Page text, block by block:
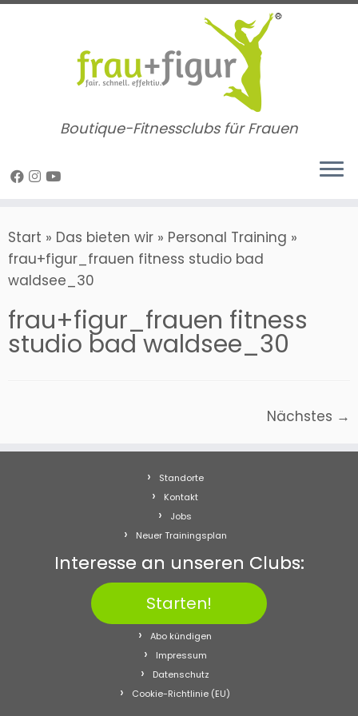
Zum
Boutique-Fitnessclubs für Frauen
Start » Das bieten wir » Personal Training »
frau+figur_frauen fitness studio bad
waldsee_30
frau+figur_frauen fitness
studio bad waldsee_30
Nächstes →
Standorte
Kontakt
Jobs
Neuer Trainingsplan
Interesse an unseren Clubs:
Starten!
Abo kündigen
Impressum
Datenschutz
Cookie-Richtlinie (EU)